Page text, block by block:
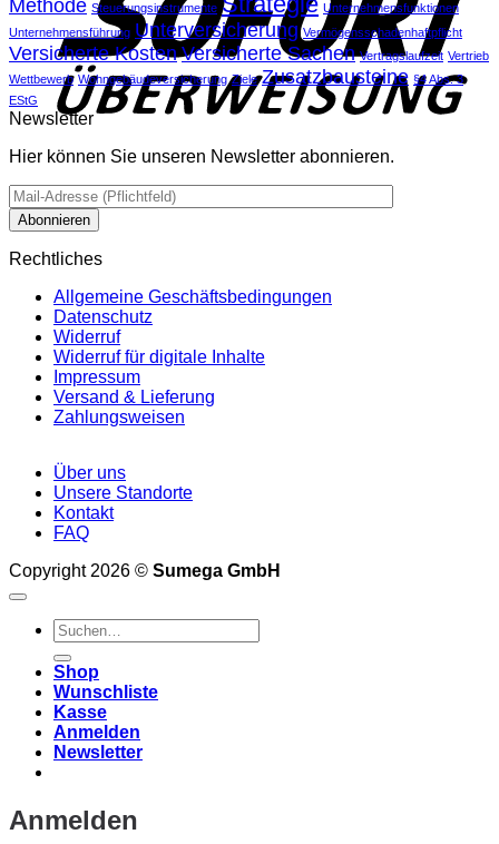
Methode Steuerungsinstrumente
Unternehmensfunktionen
Unternehmensführung Unterversicherung Vermögensschadenhaftpflicht
Versicherte Kosten Versicherte Sachen Vertragslaufzeit Vertrieb
Wettbewerb Wohngebäudeversicherung Ziele Zusatzbausteine §4 Abs. 3
EStG
Newsletter
Hier können Sie unseren Newsletter abonnieren.
Rechtliches
Allgemeine Geschäftsbedingungen
Datenschutz
Widerruf
Widerruf für digitale Inhalte
Impressum
Versand & Lieferung
Zahlungsweisen
Über uns
Unsere Standorte
Kontakt
FAQ
Copyright 2026 © Sumega GmbH
Suchen
nach:
Shop
Wunschliste
Kasse
Anmelden
Newsletter
Anmelden